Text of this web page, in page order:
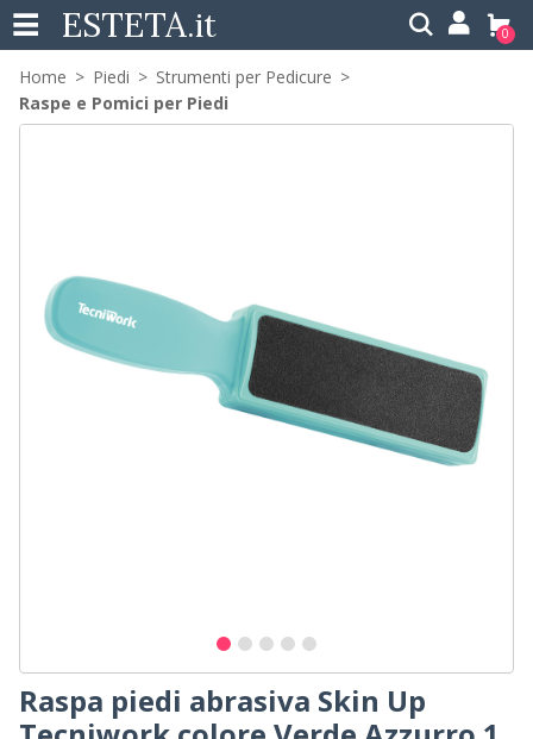
ESTETA.it 0
Home Piedi
Strumenti per Pedicure
Raspe e Pomici per Piedi
Raspa piedi abrasiva Skin Up